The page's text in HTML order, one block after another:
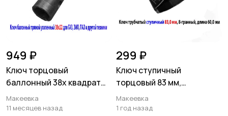
949 ₽
Ключ торцовый
баллонный 38х квадрат
22, прямой, для ГАЗ, ЗИЛ,
ПАЗ.
Макеевка
11 месяцев назад
299 ₽
Ключ ступичный
торцовый 83 мм,
трубчатый, 8-гранный,
длина 60 мм, СССР
Макеевка
1 год назад